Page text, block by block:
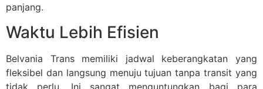
panjang.
Waktu Lebih Efisien
Belvania Trans memiliki jadwal keberangkatan yang
fleksibel dan langsung menuju tujuan tanpa transit yang
tidak perlu. Ini sangat menguntungkan bagi para